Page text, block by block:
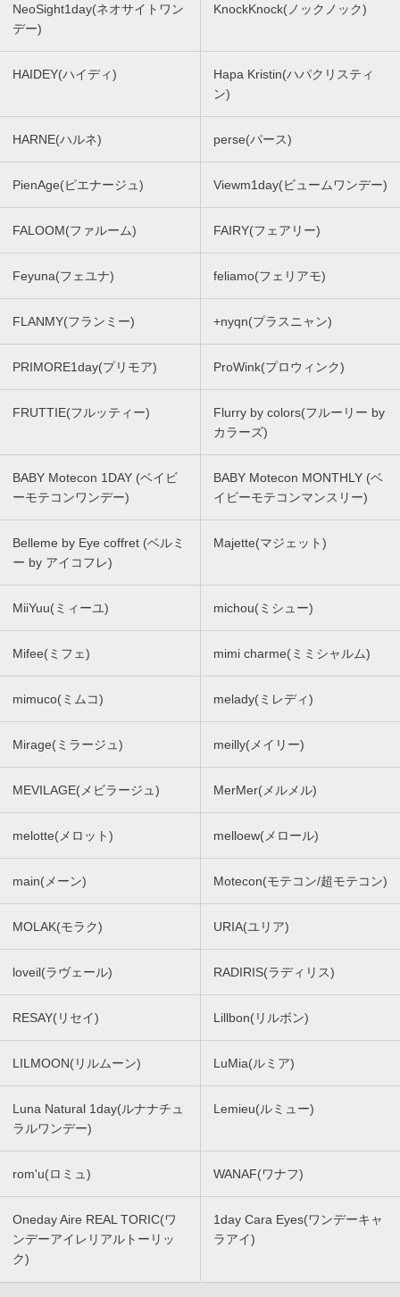
NeoSight1day(ネオサイトワン
デー)
KnockKnock(ノックノック)
HAIDEY(ハイディ)
Hapa Kristin(ハパクリスティ
ン)
HARNE(ハルネ) perse(パース)
PienAge(ピエナージュ) Viewm1day(ビュームワンデー)
FALOOM(ファルーム) FAIRY(フェアリー)
Feyuna(フェユナ) feliamo(フェリアモ)
FLANMY(フランミー) +nyqn(プラスニャン)
PRIMORE1day(プリモア) ProWink(プロウィンク)
FRUTTIE(フルッティー)
Flurry by colors(フルーリー by
カラーズ)
BABY Motecon 1DAY (ベイビ
ーモテコンワンデー)
BABY Motecon MONTHLY (ベ
イビーモテコンマンスリー)
Belleme by Eye coffret (ベルミ
ー by アイコフレ)
Majette(マジェット)
MiiYuu(ミィーユ) michou(ミシュー)
Mifee(ミフェ) mimi charme(ミミシャルム)
mimuco(ミムコ) melady(ミレディ)
Mirage(ミラージュ) meilly(メイリー)
MEVILAGE(メビラージュ) MerMer(メルメル)
melotte(メロット) melloew(メロール)
main(メーン) Motecon(モテコン/超モテコン)
MOLAK(モラク) URIA(ユリア)
loveil(ラヴェール) RADIRIS(ラディリス)
RESAY(リセイ) Lillbon(リルボン)
LILMOON(リルムーン) LuMia(ルミア)
Luna Natural 1day(ルナナチュ
ラルワンデー)
Lemieu(ルミュー)
rom'u(ロミュ) WANAF(ワナフ)
Oneday Aire REAL TORIC(ワ
ンデーアイレリアルトーリッ
ク)
1day Cara Eyes(ワンデーキャ
ラアイ)